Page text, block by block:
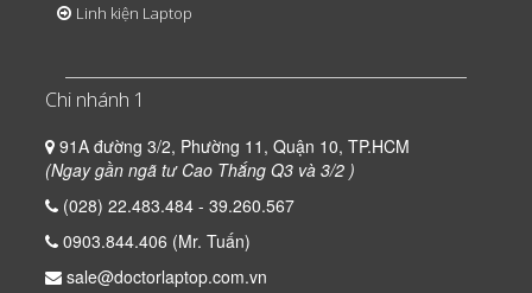
Linh kiện Laptop
Chi nhánh 1
91A đường 3/2, Phường 11, Quận 10, TP.HCM
(Ngay gần ngã tư Cao Thắng Q3 và 3/2 )
(028) 22.483.484 - 39.260.567
0903.844.406 (Mr. Tuấn)
sale@doctorlaptop.com.vn